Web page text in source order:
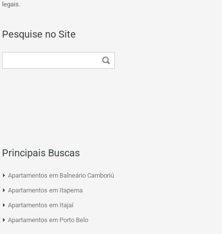
legais.
Pesquise no Site
Principais Buscas
Apartamentos em Balneário Camboriú
Apartamentos em Itapema
Apartamentos em Itajaí
Apartamentos em Porto Belo